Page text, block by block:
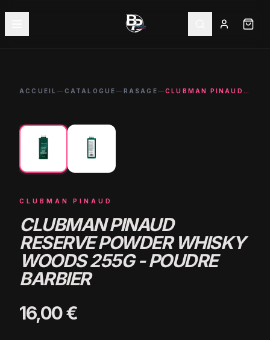
ACCUEIL— CATALOGUE— RASAGE— CLUBMAN PINAUD RESERVE POWDER WHISKY WOODS 255G - POUDRE BARBIER
CLUBMAN PINAUD
CLUBMAN PINAUD
RESERVE POWDER WHISKY
WOODS 255G - POUDRE
BARBIER
16,00 €